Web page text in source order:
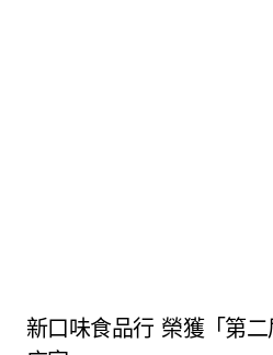
新口味食品行 榮獲「第二屆LINE數轉十大特優